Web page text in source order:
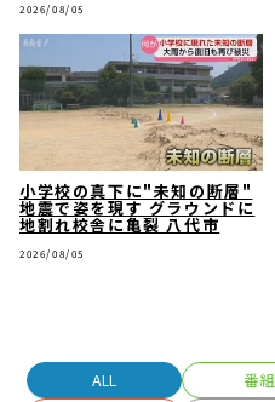
2026/08/05
小学校の真下に"未知の断層"
地震で姿を現す グラウンドに
地割れ校舎に亀裂 八代市
2026/08/05
ALL 番組